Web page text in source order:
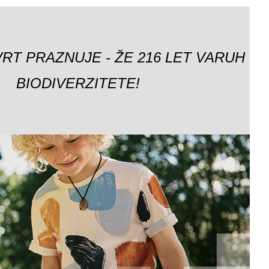
PRAZNUJE - ŽE 216 LET VARUH
BIODIVERZITETE!